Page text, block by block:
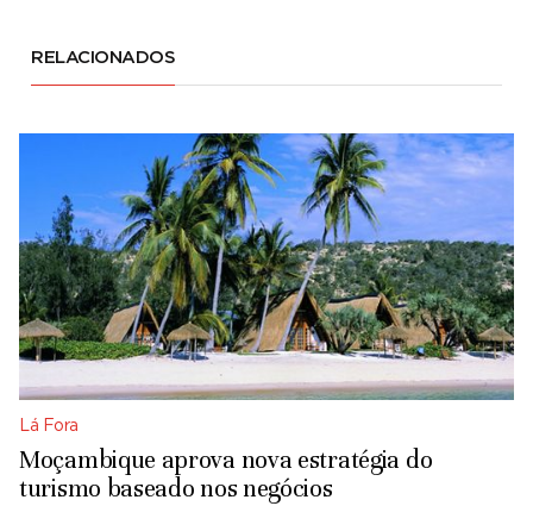
RELACIONADOS
Lá Fora
Moçambique aprova nova estratégia do
turismo baseado nos negócios